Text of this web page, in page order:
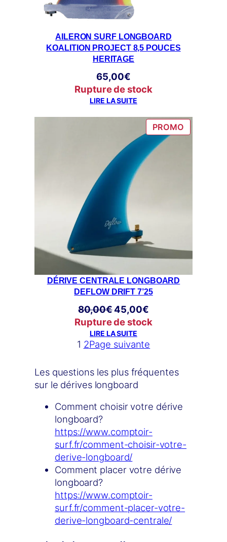
AILERON SURF LONGBOARD
KOALITION PROJECT 8,5 POUCES
HERITAGE
65,00€
Rupture de stock
LIRE LA SUITE
PROMOPRODUIT
EN
DÉRIVE CENTRALE LONGBOARD
DEFLOW DRIFT 7’25
80,00€Le
prix
initial
était :
45,00€Le
prix
est :
Rupture de stock
LIRE LA SUITE
1 2Page suivante
Les questions les plus fréquentes
sur le dérives longboard
Comment choisir votre dérive
longboard?
https://www.comptoir-
surf.fr/comment-choisir-votre-
derive-longboard/
Comment placer votre dérive
longboard?
https://www.comptoir-
surf.fr/comment-placer-votre-
derive-longboard-centrale/